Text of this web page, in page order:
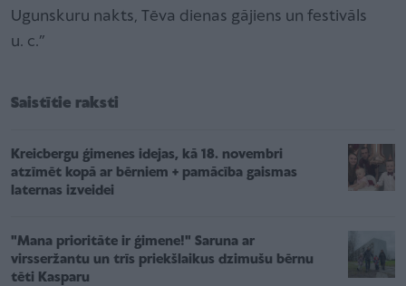
Ugunskuru nakts, Tēva dienas gājiens un festivāls
u. c.”
Saistītie raksti
Kreicbergu ģimenes idejas, kā 18. novembri
atzīmēt kopā ar bērniem + pamācība gaismas
laternas izveidei
"Mana prioritāte ir ģimene!" Saruna ar
virsseržantu un trīs priekšlaikus dzimušu bērnu
tēti Kasparu